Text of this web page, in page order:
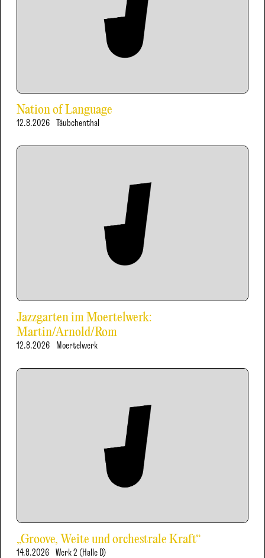
Nation of Language
12.8.2026 Täubchenthal
Jazzgarten im Moertelwerk:
Martin/Arnold/Rom
12.8.2026 Moertelwerk
„Groove, Weite und orchestrale Kraft“
14.8.2026 Werk 2 (Halle D)